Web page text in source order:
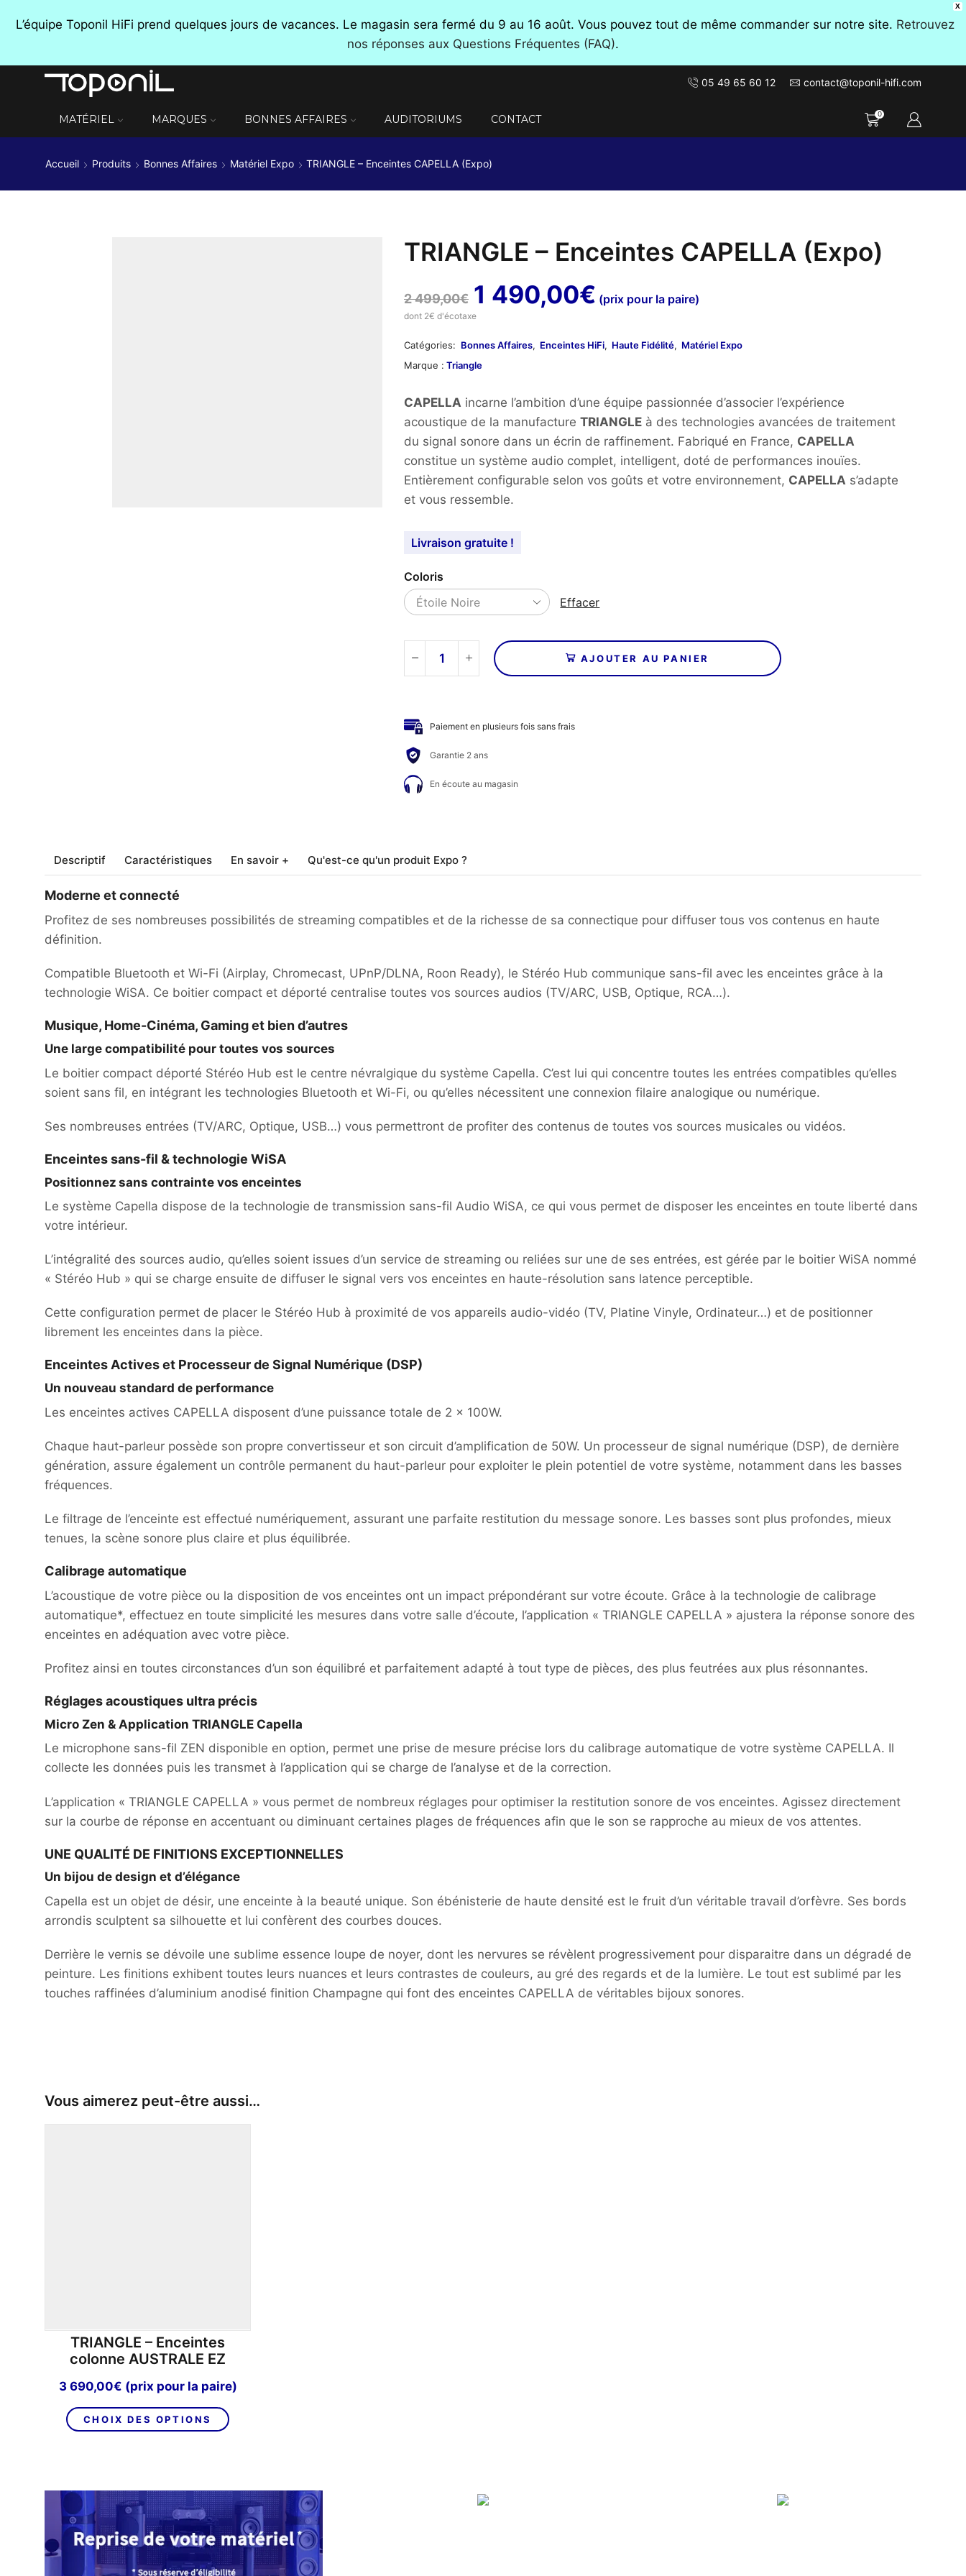
X
L’équipe Toponil HiFi prend quelques jours de vacances. Le magasin sera fermé du 9 au 16 août. Vous pouvez tout de même commander sur notre site. Retrouvez
nos réponses aux Questions Fréquentes (FAQ).
05 49 65 60 12 contact@toponil-hifi.com
MATÉRIEL MARQUES BONNES AFFAIRES AUDITORIUMS CONTACT 0
Accueil Produits Bonnes Affaires Matériel Expo TRIANGLE – Enceintes CAPELLA (Expo)
TRIANGLE – Enceintes CAPELLA (Expo)
2 499,00€ Le
prix
initial
était :
2
499,00€.
1 490,00€Le
actuel
1
490,00€.
(prix pour la paire)
dont 2€ d'écotaxe
Catégories: Bonnes Affaires, Enceintes HiFi, Haute Fidélité, Matériel Expo
Marque : Triangle
CAPELLA incarne l’ambition d’une équipe passionnée d’associer l’expérience
acoustique de la manufacture TRIANGLE à des technologies avancées de traitement
du signal sonore dans un écrin de raffinement. Fabriqué en France, CAPELLA
constitue un système audio complet, intelligent, doté de performances inouïes.
Entièrement configurable selon vos goûts et votre environnement, CAPELLA s’adapte
et vous ressemble.
Livraison gratuite !
Coloris
Effacer
quantité
de
Enceintes
(Expo)
AJOUTER AU PANIER
Paiement en plusieurs fois sans frais
Garantie 2 ans
En écoute au magasin
Descriptif Caractéristiques En savoir + Qu'est-ce qu'un produit Expo ?
Moderne et connecté
Profitez de ses nombreuses possibilités de streaming compatibles et de la richesse de sa connectique pour diffuser tous vos contenus en haute
définition.
Compatible Bluetooth et Wi-Fi (Airplay, Chromecast, UPnP/DLNA, Roon Ready), le Stéréo Hub communique sans-fil avec les enceintes grâce à la
technologie WiSA. Ce boitier compact et déporté centralise toutes vos sources audios (TV/ARC, USB, Optique, RCA…).
Musique, Home-Cinéma, Gaming et bien d’autres
Une large compatibilité pour toutes vos sources
Le boitier compact déporté Stéréo Hub est le centre névralgique du système Capella. C’est lui qui concentre toutes les entrées compatibles qu’elles
soient sans fil, en intégrant les technologies Bluetooth et Wi-Fi, ou qu’elles nécessitent une connexion filaire analogique ou numérique.
Ses nombreuses entrées (TV/ARC, Optique, USB…) vous permettront de profiter des contenus de toutes vos sources musicales ou vidéos.
Enceintes sans-fil & technologie WiSA
Positionnez sans contrainte vos enceintes
Le système Capella dispose de la technologie de transmission sans-fil Audio WiSA, ce qui vous permet de disposer les enceintes en toute liberté dans
votre intérieur.
L’intégralité des sources audio, qu’elles soient issues d’un service de streaming ou reliées sur une de ses entrées, est gérée par le boitier WiSA nommé
« Stéréo Hub » qui se charge ensuite de diffuser le signal vers vos enceintes en haute-résolution sans latence perceptible.
Cette configuration permet de placer le Stéréo Hub à proximité de vos appareils audio-vidéo (TV, Platine Vinyle, Ordinateur…) et de positionner
librement les enceintes dans la pièce.
Enceintes Actives et Processeur de Signal Numérique (DSP)
Un nouveau standard de performance
Les enceintes actives CAPELLA disposent d’une puissance totale de 2 x 100W.
Chaque haut-parleur possède son propre convertisseur et son circuit d’amplification de 50W. Un processeur de signal numérique (DSP), de dernière
génération, assure également un contrôle permanent du haut-parleur pour exploiter le plein potentiel de votre système, notamment dans les basses
fréquences.
Le filtrage de l’enceinte est effectué numériquement, assurant une parfaite restitution du message sonore. Les basses sont plus profondes, mieux
tenues, la scène sonore plus claire et plus équilibrée.
Calibrage automatique
L’acoustique de votre pièce ou la disposition de vos enceintes ont un impact prépondérant sur votre écoute. Grâce à la technologie de calibrage
automatique*, effectuez en toute simplicité les mesures dans votre salle d’écoute, l’application « TRIANGLE CAPELLA » ajustera la réponse sonore des
enceintes en adéquation avec votre pièce.
Profitez ainsi en toutes circonstances d’un son équilibré et parfaitement adapté à tout type de pièces, des plus feutrées aux plus résonnantes.
Réglages acoustiques ultra précis
Micro Zen & Application TRIANGLE Capella
Le microphone sans-fil ZEN disponible en option, permet une prise de mesure précise lors du calibrage automatique de votre système CAPELLA. Il
collecte les données puis les transmet à l’application qui se charge de l’analyse et de la correction.
L’application « TRIANGLE CAPELLA » vous permet de nombreux réglages pour optimiser la restitution sonore de vos enceintes. Agissez directement
sur la courbe de réponse en accentuant ou diminuant certaines plages de fréquences afin que le son se rapproche au mieux de vos attentes.
UNE QUALITÉ DE FINITIONS EXCEPTIONNELLES
Un bijou de design et d’élégance
Capella est un objet de désir, une enceinte à la beauté unique. Son ébénisterie de haute densité est le fruit d’un véritable travail d’orfèvre. Ses bords
arrondis sculptent sa silhouette et lui confèrent des courbes douces.
Derrière le vernis se dévoile une sublime essence loupe de noyer, dont les nervures se révèlent progressivement pour disparaitre dans un dégradé de
peinture. Les finitions exhibent toutes leurs nuances et leurs contrastes de couleurs, au gré des regards et de la lumière. Le tout est sublimé par les
touches raffinées d’aluminium anodisé finition Champagne qui font des enceintes CAPELLA de véritables bijoux sonores.
Vous aimerez peut-être aussi…
TRIANGLE – Enceintes
colonne AUSTRALE EZ
3 690,00€ (prix pour la paire)
CHOIX DES OPTIONS
produit
Les
options
peuvent
être
choisies